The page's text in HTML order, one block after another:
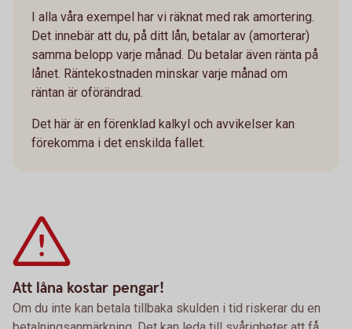
I alla våra exempel har vi räknat med rak amortering.
Det innebär att du, på ditt lån, betalar av (amorterar)
samma belopp varje månad. Du betalar även ränta på
lånet. Räntekostnaden minskar varje månad om
räntan är oförändrad.
Det här är en förenklad kalkyl och avvikelser kan
förekomma i det enskilda fallet.
Att låna kostar pengar!
Om du inte kan betala tillbaka skulden i tid riskerar du en